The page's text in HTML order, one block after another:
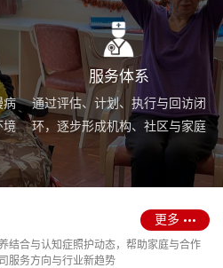
持身体功能，提升生活便利度。
病
境
服务体系
通过评估、计划、执行与回访闭
环，逐步形成机构、社区与家庭
场景协同的长期照护支持体系。
结合与认知症照护动态，帮助家庭与合作
服务方向与行业新趋势
更多